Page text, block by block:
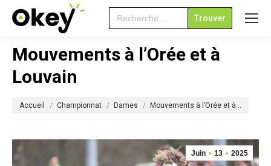
Search
for:
Mouvements à l’Orée et à
Louvain
Accueil Championnat Dames Mouvements à l’Orée et à…
Juin 13 2025